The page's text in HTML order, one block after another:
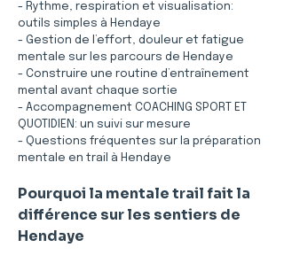
- Rythme, respiration et visualisation:
outils simples à Hendaye
- Gestion de l’effort, douleur et fatigue
mentale sur les parcours de Hendaye
- Construire une routine d’entraînement
mental avant chaque sortie
- Accompagnement COACHING SPORT ET
QUOTIDIEN: un suivi sur mesure
- Questions fréquentes sur la préparation
mentale en trail à Hendaye
Pourquoi la mentale trail fait la
différence sur les sentiers de
Hendaye